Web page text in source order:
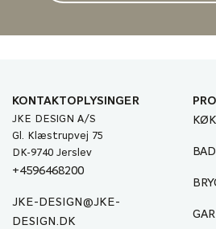
KONTAKTOPLYSINGER
JKE DESIGN A/S
Gl. Klæstrupvej 75
DK-9740 Jerslev
+4596468200
JKE-DESIGN@JKE-
DESIGN.DK
BAD